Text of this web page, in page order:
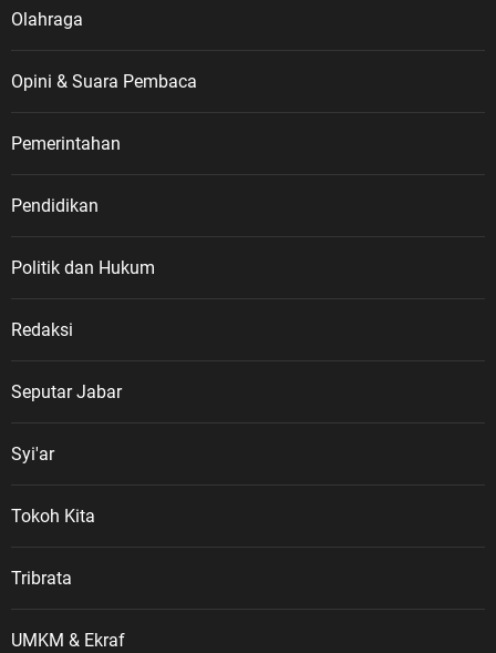
Olahraga
Opini & Suara Pembaca
Pemerintahan
Pendidikan
Politik dan Hukum
Redaksi
Seputar Jabar
Syi'ar
Tokoh Kita
Tribrata
UMKM & Ekraf